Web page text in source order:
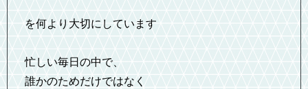
を何より大切にしています
忙しい毎日の中で、
誰かのためだけではなく